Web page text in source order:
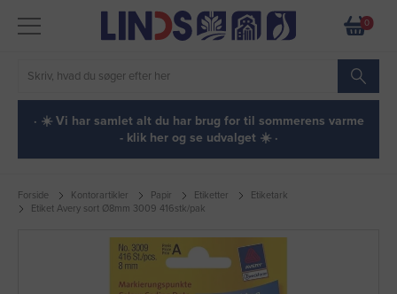
0
· ☀️ Vi har samlet alt du har brug for til sommerens varme
- klik her og se udvalget ☀️ ·
Forside Kontorartikler Papir Etiketter
Etiketark
Etiket Avery sort Ø8mm 3009 416stk/pak